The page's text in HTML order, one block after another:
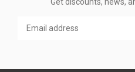
Get discounts, news,